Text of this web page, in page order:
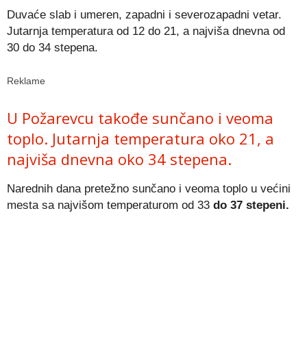
Duvaće slab i umeren, zapadni i severozapadni vetar.
Jutarnja temperatura od 12 do 21, a najviša dnevna od
30 do 34 stepena.
Reklame
U Požarevcu takođe sunčano i veoma
toplo. Jutarnja temperatura oko 21, a
najviša dnevna oko 34 stepena.
Narednih dana pretežno sunčano i veoma toplo u većini
mesta sa najvišom temperaturom od 33 do 37 stepeni.